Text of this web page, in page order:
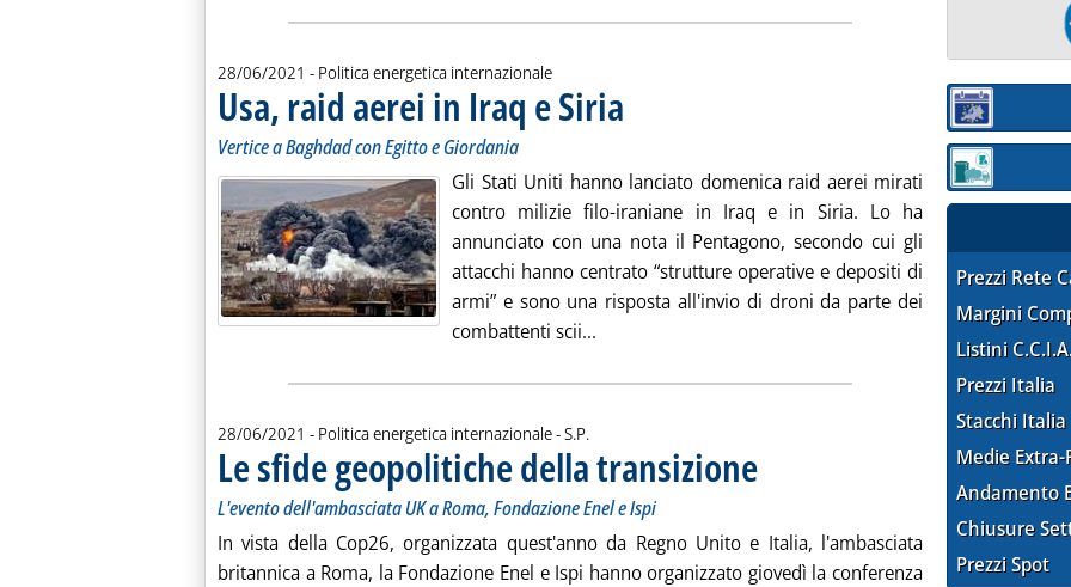
28/06/2021 - Politica energetica internazionale
Usa, raid aerei in Iraq e Siria
Vertice a Baghdad con Egitto e Giordania
Gli Stati Uniti hanno lanciato domenica raid aerei mirati
contro milizie filo-iraniane in Iraq e in Siria. Lo ha
annunciato con una nota il Pentagono, secondo cui gli
attacchi hanno centrato “strutture operative e depositi di
armi” e sono una risposta all'invio di droni da parte dei
combattenti scii... Leggi tutta la notizia: 'Usa, raid aerei in Iraq e Siria'
28/06/2021 - Politica energetica internazionale -di:
S.P.
Le sfide geopolitiche della transizione . Sottotitolo: L'evento dell'ambasciata UK a Roma,
. Pubblicata lunedì 28 giugno 2021 alle 13.18.
L'evento dell'ambasciata UK a Roma, Fondazione Enel e Ispi
In vista della Cop26, organizzata quest'anno da Regno Unito e Italia, l'ambasciata
britannica a Roma, la Fondazione Enel e Ispi hanno organizzato giovedì la conferenza
Sezione:
Sezione:
Prezzi Rete
Margini
Listini
Prezzi Italia
Stacchi Italia
Medie Extra-
Andamento
Chiusure
Prezzi Spot